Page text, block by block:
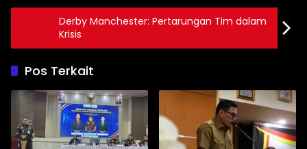
Derby Manchester: Pertarungan Tim dalam
Krisis
Pos Terkait